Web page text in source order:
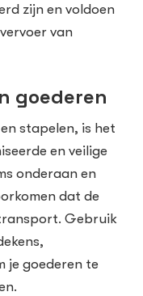
zijn en voldoen
van
goederen
stapelen, is het
en veilige
onderaan en
dat de
Gebruik
je goederen te